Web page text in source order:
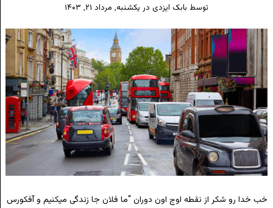
توسط بابک ایزدی در یکشنبه, مرداد ۲۱, ۱۴۰۳
خب خدا رو شکر از نقطه اوج اون دوران “ما فلان جا زندگی میکنیم و آفکورس